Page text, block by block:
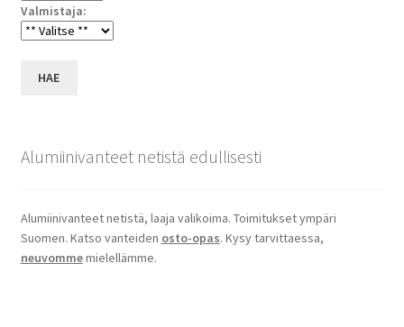
Valmistaja:
HAE
Alumiinivanteet netistä edullisesti
Alumiinivanteet netistä, laaja valikoima. Toimitukset ympäri
Suomen. Katso vanteiden osto-opas. Kysy tarvittaessa,
neuvommemielellämme.